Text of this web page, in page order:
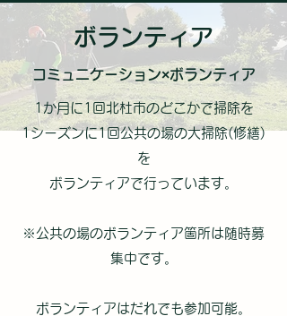
ボランティア
​コミュニケーション×ボランティア
1か月に1回北杜市のどこかで掃除を
1シーズンに1回公共の場の大掃除(修繕)
を
ボランティアで行っています。
※公共の場のボランティア箇所は随時募
集中です。
ボランティアはだれでも参加可能。